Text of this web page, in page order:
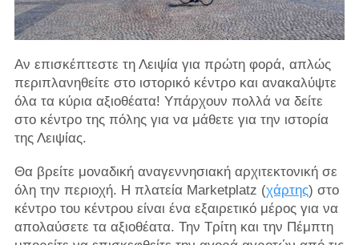
Αν επισκέπτεστε τη Λειψία για πρώτη φορά, απλώς
περιπλανηθείτε στο ιστορικό κέντρο και ανακαλύψτε
όλα τα κύρια αξιοθέατα! Υπάρχουν πολλά να δείτε
στο κέντρο της πόλης για να μάθετε για την ιστορία
της Λειψίας.
Θα βρείτε μοναδική αναγεννησιακή αρχιτεκτονική σε
όλη την περιοχή. Η πλατεία Marketplatz (χάρτης) στο
κέντρο του κέντρου είναι ένα εξαιρετικό μέρος για να
απολαύσετε τα αξιοθέατα. Την Τρίτη και την Πέμπτη